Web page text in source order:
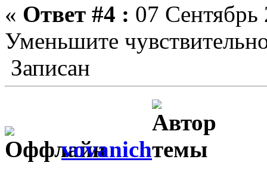
« Ответ #4 : 07
Уменьшите
Записан
vovanich